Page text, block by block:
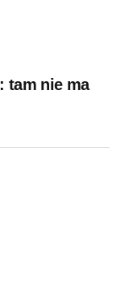
tam nie ma